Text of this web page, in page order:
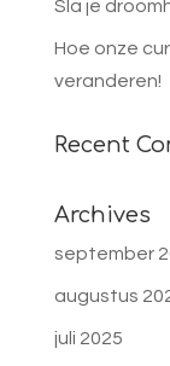
Sla je
Hoe onze
veranderen!
Recent
Archives
september
augustus
juli 2025